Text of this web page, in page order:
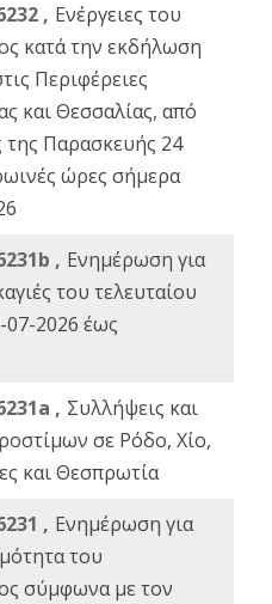
, Ενέργειες του
κατά την εκδήλωση
Περιφέρειες
και Θεσσαλίας, από
της Παρασκευής 24
ώρες σήμερα
, Ενημέρωση για
του τελευταίου
2026 έως
, Συλλήψεις και
σε Ρόδο, Χίο,
και Θεσπρωτία
, Ενημέρωση για
του
σύμφωνα με τον